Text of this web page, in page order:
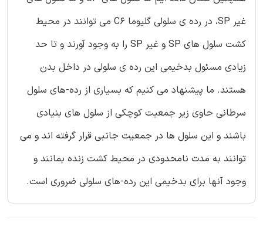
غیر SP، در رده ی سلولی گلیوما C6 می توانند در محیط
کشت سلول های SP و غیر SP را به وجود آورند و تا حد
زیادی مسئول بدخیمی این رده ی سلولی در داخل بدن
هستند. ما پیشنهاد می کنیم که بسیاری از رده-های سلول
سرطانی حاوی زیر جمعیت کوچکی از سلول های بنیادی
باشند و این سلول ها در جمعیت جانبی قرار گرفته اند و می
توانند به مدت نامحدودی در محیط کشت زنده بمانند و
وجود آنها برای بدخیمی این رده-های سلولی ضروری است.